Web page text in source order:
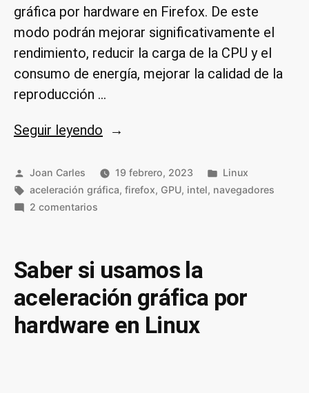
gráfica por hardware en Firefox. De este
modo podrán mejorar significativamente el
rendimiento, reducir la carga de la CPU y el
consumo de energía, mejorar la calidad de la
reproducción …
Seguir leyendo «Activar
aceleración
gráfica
Firefox»
Publicado
por
Joan Carles 19 febrero, 2023
Publicado
en
Linux
Etiquetas:
aceleración gráfica,firefox, GPU, intel, navegadores
2 comentarios
gráfica
por
hardware
en
Saber si usamos la
aceleración gráfica por
hardware en Linux